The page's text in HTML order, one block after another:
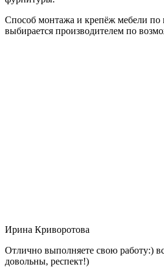
Способ монтажа и крепёж мебели по
выбирается производителем по
Ирина Криворотова
Отлично выполняете свою работу:)
довольны, респект!)